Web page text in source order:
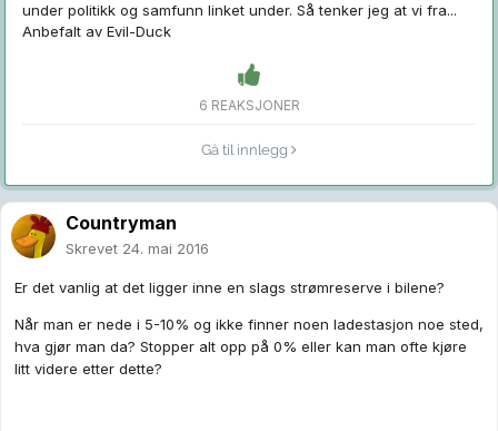
under politikk og samfunn linket under. Så tenker jeg at vi fra...
Anbefalt av Evil-Duck
6 REAKSJONER
Gå til innlegg
Countryman
Skrevet 24. mai 2016
Er det vanlig at det ligger inne en slags strømreserve i bilene?
Når man er nede i 5-10% og ikke finner noen ladestasjon noe sted,
hva gjør man da? Stopper alt opp på 0% eller kan man ofte kjøre
litt videre etter dette?